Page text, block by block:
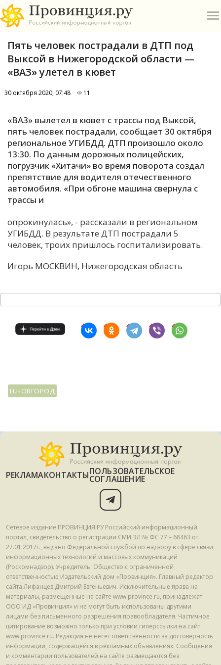
А
Б
В
Е
К
П
С
Т
У
Пять человек пострадали в ДТП под
Выксой в Нижегородской области —
«ВАЗ» улетел в кювет
30 октября 2020, 07:48 11
«ВАЗ» вылетел в кювет с трассы под Выксой,
пять человек пострадали, сообщает 30 октября
региональное УГИБДД. ДТП произошло около
13:30. По данным дорожных полицейских,
погрузчик «Хитачи» во время поворота создал
препятствие для водителя отечественного
автомобиля. «При обгоне машина свернула с
трассы и
опрокинулась», - рассказали в региональном
УГИБДД. В результате ДТП пострадали 5
человек, троих пришлось госпитализировать.
Игорь МОСКВИН, Нижегородская область
Н.НОВГОРОД
РЕКЛАМАКОНТАКТЫПОЛЬЗОВАТЕЛЬСКОЕ
СОГЛАШЕНИЕ
Сетевое издание ПРОВИНЦИЯ.РУ Российский информационный
портал, свидетельство о регистрации СМИ ЭЛ № ФС 77 – 68463 от
27.01.2017г., выдано Федеральной службой по надзору в сфере связи,
информационных технологий и массовых коммуникаций
(Роскомнадзор). Учредитель: Общество с ограниченной
ответственностью Издательский дом «Провинция». Главный редактор
сайта Лифанцев Дмитрий Евгеньевич. Исключительные права на
материалы, размещенные на сайте www.province.ru, принадлежат
ООО ИД «Провинция» и не могут быть использованы другими
лицами без письменного разрешения правообладателя. Частичное
цитирование возможно только при условии гиперссылки на сайт
www.province.ru. Редакция не несет ответственности за достоверность
информации, содержащейся в рекламных объявлениях. Сообщения
и комментарии пользователей на сайте размещаются без